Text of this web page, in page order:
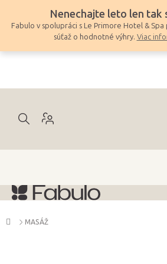
obsah
Nenechajte leto len tak
Fabulo v spolupráci s Le Primore Hotel &
súťaž o hodnotné výhry. Viac
Domov
MASÁŽ